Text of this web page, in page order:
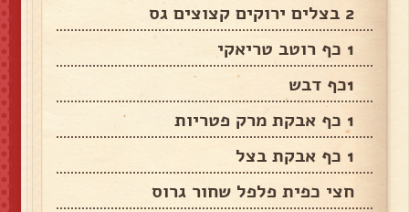
2 בצלים ירוקים קצוצים גס
1 כף רוטב טריאקי
1כף דבש
1 כף אבקת מרק פטריות
1 כף אבקת בצל
חצי כפית פלפל שחור גרוס